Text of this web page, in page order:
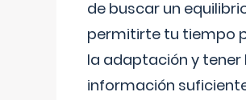
de buscar un
permitirte tu tiempo
la adaptación y tener
información